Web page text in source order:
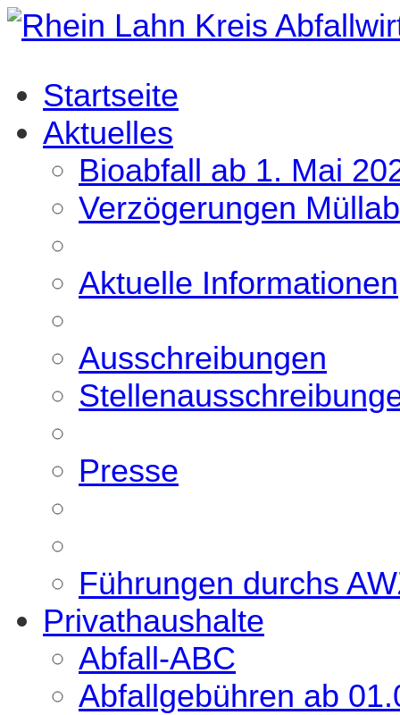
Startseite
Aktuelles
Bioabfall ab 1. Mai
Verzögerungen
Aktuelle Informationen
Ausschreibungen
Presse
Führungen durchs
Privathaushalte
Abfall-ABC
Abfallgebühren ab